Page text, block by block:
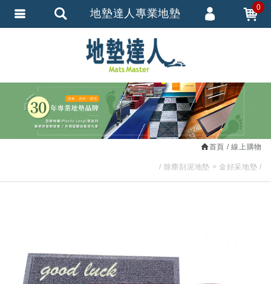
首頁 線上購物
除塵刮泥地墊 金好采地墊
地墊達人專業地墊 0
會員登入
會員註冊
忘記密碼
訂單查詢
追蹤清單
繁體中文